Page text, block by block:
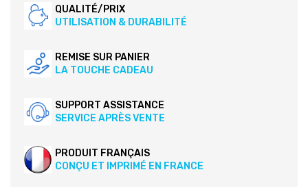
QUALITÉ/PRIX
UTILISATION & DURABILITÉ
REMISE SUR PANIER
LA TOUCHE CADEAU
SUPPORT ASSISTANCE
SERVICE APRÈS VENTE
PRODUIT FRANÇAIS
CONÇU ET IMPRIMÉ EN FRANCE